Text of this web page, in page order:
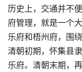
历史上，交通并不
府管理，就是一个
乐府和梧州府，围
清朝初期，怀集县
乐府。清朝末期，